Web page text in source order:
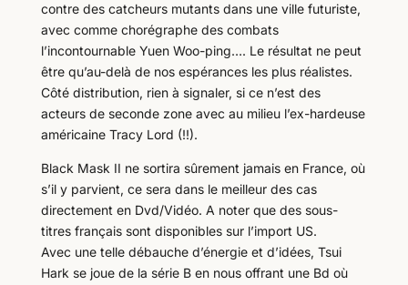
contre des catcheurs mutants dans une ville futuriste,
avec comme chorégraphe des combats
l’incontournable Yuen Woo-ping…. Le résultat ne peut
être qu’au-delà de nos espérances les plus réalistes.
Côté distribution, rien à signaler, si ce n’est des
acteurs de seconde zone avec au milieu l’ex-hardeuse
américaine Tracy Lord (!!).
Black Mask II ne sortira sûrement jamais en France, où
s’il y parvient, ce sera dans le meilleur des cas
directement en Dvd/Vidéo. A noter que des sous-
titres français sont disponibles sur l’import US.
Avec une telle débauche d’énergie et d’idées, Tsui
Hark se joue de la série B en nous offrant une Bd où